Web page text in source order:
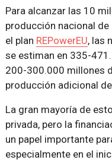
Para alcanzar las 10
producción nacional
el plan REPowerEU, las
se estiman en 335-
200-300.000 millones
producción adicional
La gran mayoría de
privada, pero la
un papel importante
especialmente en el